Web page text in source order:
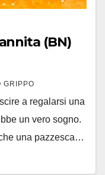
(BN)
GRIPPO
a regalarsi una
un vero sogno.
una pazzesca…